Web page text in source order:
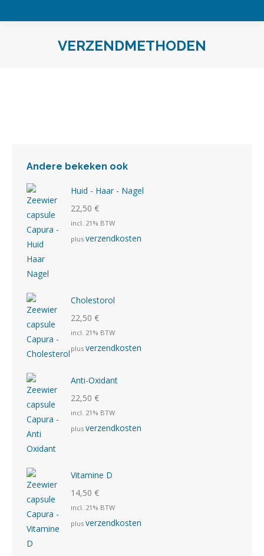
VERZENDMETHODEN
Andere bekeken ook
Huid - Haar - Nagel
22,50 €
incl. 21% BTW
plus verzendkosten
Cholestorol
22,50 €
incl. 21% BTW
plus verzendkosten
Anti-Oxidant
22,50 €
incl. 21% BTW
plus verzendkosten
Vitamine D
14,50 €
incl. 21% BTW
plus verzendkosten